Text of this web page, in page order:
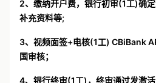
2、缴纳开户费，银行初审(1工)确
补充资料等;
3、视频面签+电核(1工) CBiBank
国审核；
4、银行终审(1工)，终审通过发激活